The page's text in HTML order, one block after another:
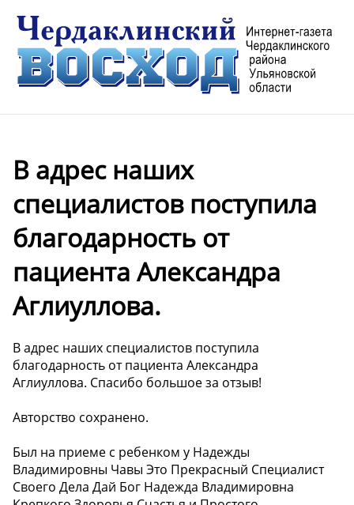
В адрес наших
специалистов поступила
благодарность от
пациента Александра
Аглиуллова.
В адрес наших специалистов поступила
благодарность от пациента Александра
Аглиуллова. Спасибо большое за отзыв!
Авторство сохранено.
Был на приеме с ребенком у Надежды
Владимировны Чавы Это Прекрасный Специалист
Своего Дела Дай Бог Надежда Владимировна